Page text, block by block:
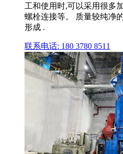
工和使用时,可以采用很多
螺栓连接等。 质量较纯净
形成 .
联系电话: 180 3780 8511